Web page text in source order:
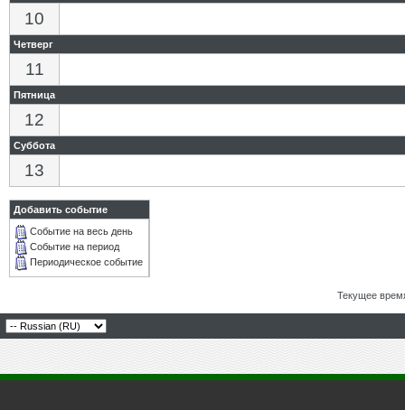
10
Четверг
11
Пятница
12
Суббота
13
Добавить событие
Событие на весь день
Событие на период
Периодическое событие
Текущее